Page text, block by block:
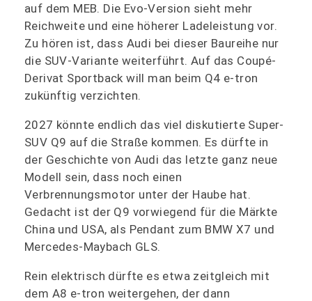
auf dem MEB. Die Evo-Version sieht mehr
Reichweite und eine höherer Ladeleistung vor.
Zu hören ist, dass Audi bei dieser Baureihe nur
die SUV-Variante weiterführt. Auf das Coupé-
Derivat Sportback will man beim Q4 e-tron
zukünftig verzichten.
2027 könnte endlich das viel diskutierte Super-
SUV Q9 auf die Straße kommen. Es dürfte in
der Geschichte von Audi das letzte ganz neue
Modell sein, dass noch einen
Verbrennungsmotor unter der Haube hat.
Gedacht ist der Q9 vorwiegend für die Märkte
China und USA, als Pendant zum BMW X7 und
Mercedes-Maybach GLS.
Rein elektrisch dürfte es etwa zeitgleich mit
dem A8 e-tron weitergehen, der dann